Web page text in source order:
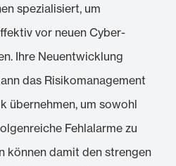
spezialisiert, um
vor neuen Cyber-
Ihre Neuentwicklung
das Risikomanagement
übernehmen, um sowohl
Fehlalarme zu
können damit den strengen